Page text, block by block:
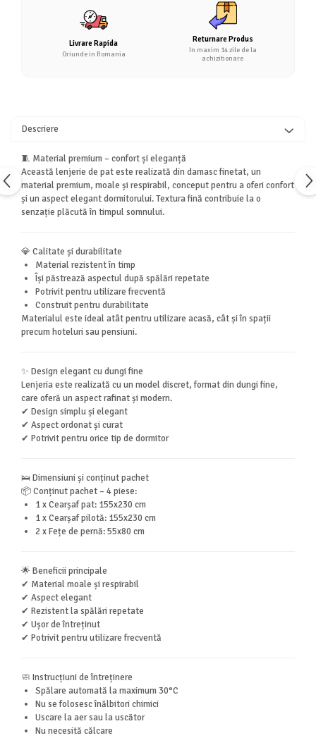
Livrare Rapida
Oriunde in Romania
Returnare Produs
In maxim 14 zile de la
achizitionare
Descriere
🧵 Material premium – confort și eleganță
Această lenjerie de pat este realizată din damasc finetat, un
material premium, moale și respirabil, conceput pentru a oferi confort
și un aspect elegant dormitorului. Textura fină contribuie la o
senzație plăcută în timpul somnului.
💎 Calitate și durabilitate
Material rezistent în timp
Își păstrează aspectul după spălări repetate
Potrivit pentru utilizare frecventă
Construit pentru durabilitate
Materialul este ideal atât pentru utilizare acasă, cât și în spații
precum hoteluri sau pensiuni.
✨ Design elegant cu dungi fine
Lenjeria este realizată cu un model discret, format din dungi fine,
care oferă un aspect rafinat și modern.
✔ Design simplu și elegant
✔ Aspect ordonat și curat
✔ Potrivit pentru orice tip de dormitor
🛌 Dimensiuni și conținut pachet
📦 Conținut pachet – 4 piese:
1 x Cearșaf pat: 155x230 cm
1 x Cearșaf pilotă: 155x230 cm
2 x Fețe de pernă: 55x80 cm
🌟 Beneficii principale
✔ Material moale și respirabil
✔ Aspect elegant
✔ Rezistent la spălări repetate
✔ Ușor de întreținut
✔ Potrivit pentru utilizare frecventă
🧼 Instrucțiuni de întreținere
Spălare automată la maximum 30°C
Nu se folosesc înălbitori chimici
Uscare la aer sau la uscător
Nu necesită călcare